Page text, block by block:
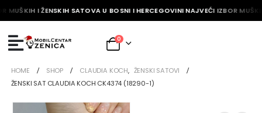
MUŠKIH I ŽENSKIH SATOVA U BOSNI I HERCEGOVINI NAJVEĆI IZBOR
0
HOME SHOP CLAUDIA KOCH, ŽENSKI SATOVI
ŽENSKI SAT CLAUDIA KOCH CK4374 (18290-1)